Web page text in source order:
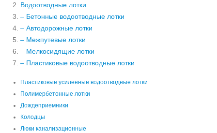
Водоотводные лотки
– Бетонные водоотводные лотки
– Автодорожные лотки
– Межпутевые лотки
– Мелкосидящие лотки
– Пластиковые водоотводные лотки
Пластиковые усиленные водоотводные лотки
Полимербетонные лотки
Дождеприемники
Колодцы
Люки канализационные